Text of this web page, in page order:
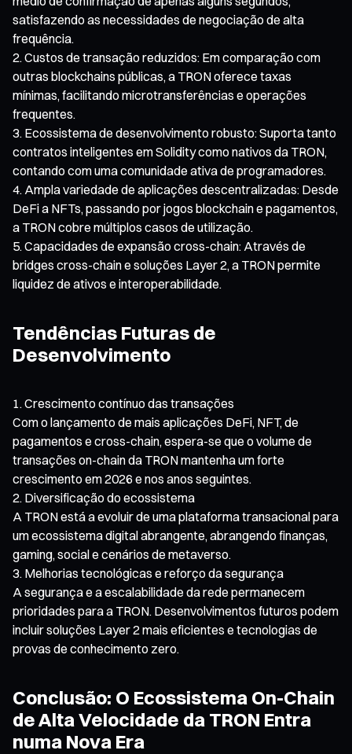
satisfazendo as necessidades de negociação de alta
frequência.
Custos de transação reduzidos: Em comparação com
outras blockchains públicas, a TRON oferece taxas
mínimas, facilitando microtransferências e operações
frequentes.
Ecossistema de desenvolvimento robusto: Suporta tanto
contratos inteligentes em Solidity como nativos da TRON,
contando com uma comunidade ativa de programadores.
Ampla variedade de aplicações descentralizadas: Desde
DeFi a NFTs, passando por jogos blockchain e pagamentos,
a TRON cobre múltiplos casos de utilização.
Capacidades de expansão cross-chain: Através de
bridges cross-chain e soluções Layer 2, a TRON permite
liquidez de ativos e interoperabilidade.
Tendências Futuras de
Desenvolvimento
Crescimento contínuo das transações
Com o lançamento de mais aplicações DeFi, NFT, de
pagamentos e cross-chain, espera-se que o volume de
transações on-chain da TRON mantenha um forte
crescimento em 2026 e nos anos seguintes.
Diversificação do ecossistema
A TRON está a evoluir de uma plataforma transacional para
um ecossistema digital abrangente, abrangendo finanças,
gaming, social e cenários de metaverso.
Melhorias tecnológicas e reforço da segurança
A segurança e a escalabilidade da rede permanecem
prioridades para a TRON. Desenvolvimentos futuros podem
incluir soluções Layer 2 mais eficientes e tecnologias de
provas de conhecimento zero.
Conclusão: O Ecossistema On-Chain
de Alta Velocidade da TRON Entra
numa Nova Era